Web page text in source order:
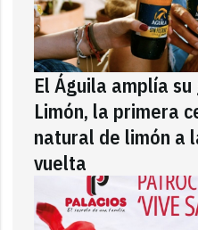
El Águila amplía
Limón, la primera
natural de limón a
vuelta